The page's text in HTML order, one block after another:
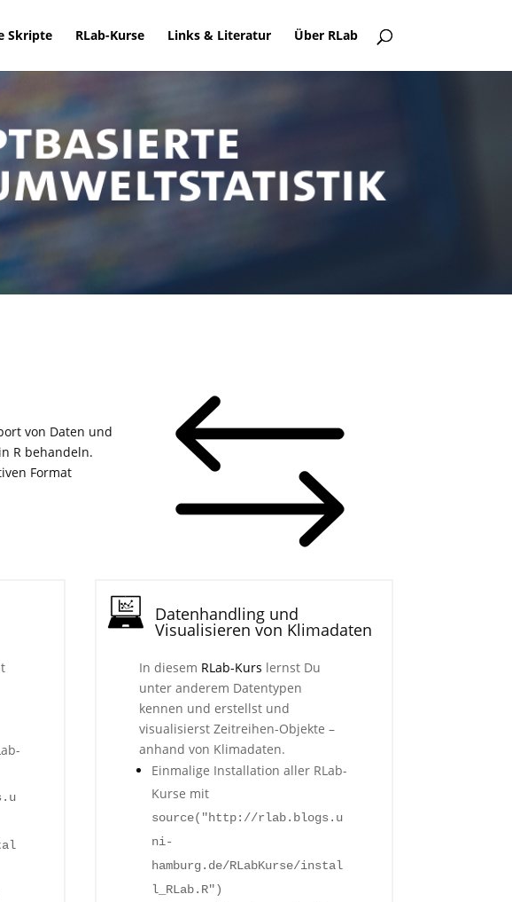
Skripte RLab-Kurse Links & Literatur Über RLab
von Daten und
R behandeln.
Format
Datenhandling und
Visualisieren von Klimadaten
In diesem RLab-Kurs lernst Du
unter anderem Datentypen
kennen und erstellst und
visualisierst Zeitreihen-Objekte –
anhand von Klimadaten.
Einmalige Installation aller RLab-
Kurse mit
source("http://rlab.blogs.u
ni-
hamburg.de/RLabKurse/instal
l_RLab.R")